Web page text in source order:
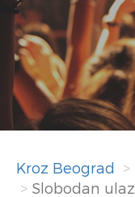
Kroz Beograd
Slobodan ulaz